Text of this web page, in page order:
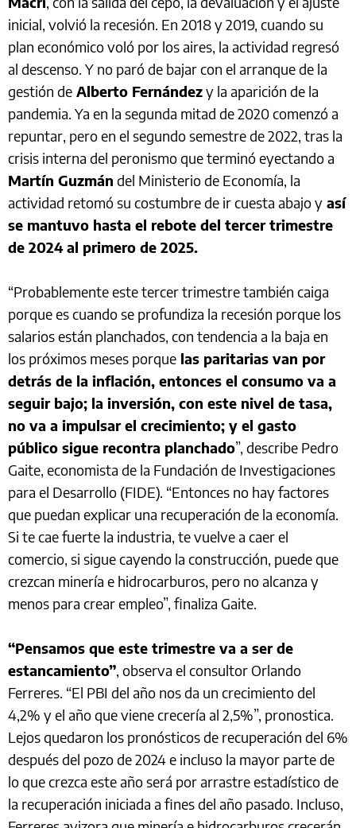
inicial, volvió la recesión. En 2018 y 2019, cuando su
plan económico voló por los aires, la actividad regresó
al descenso. Y no paró de bajar con el arranque de la
gestión de Alberto Fernándezy la aparición de la
pandemia. Ya en la segunda mitad de 2020 comenzó a
repuntar, pero en el segundo semestre de 2022, tras la
crisis interna del peronismo que terminó eyectando a
Martín Guzmán del Ministerio de Economía, la
actividad retomó su costumbre de ir cuesta abajo y así
se mantuvo hasta el rebote del tercer trimestre
de 2024 al primero de 2025.
“Probablemente este tercer trimestre también caiga
porque es cuando se profundiza la recesión porque los
salarios están planchados, con tendencia a la baja en
los próximos meses porque las paritarias van por
detrás de la inflación, entonces el consumo va a
seguir bajo; la inversión, con este nivel de tasa,
no va a impulsar el crecimiento; y el gasto
público sigue recontra planchado”, describe Pedro
Gaite, economista de la Fundación de Investigaciones
para el Desarrollo (FIDE). “Entonces no hay factores
que puedan explicar una recuperación de la economía.
Si te cae fuerte la industria, te vuelve a caer el
comercio, si sigue cayendo la construcción, puede que
crezcan minería e hidrocarburos, pero no alcanza y
menos para crear empleo”, finaliza Gaite.
“Pensamos que este trimestre va a ser de
estancamiento”, observa el consultor Orlando
Ferreres. “El PBI del año nos da un crecimiento del
4,2% y el año que viene crecería al 2,5%”, pronostica.
Lejos quedaron los pronósticos de recuperación del 6%
después del pozo de 2024 e incluso la mayor parte de
lo que crezca este año será por arrastre estadístico de
la recuperación iniciada a fines del año pasado. Incluso,